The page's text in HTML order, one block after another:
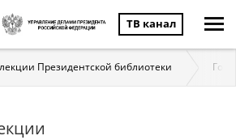
ТВ канал
Президентской библиотеки